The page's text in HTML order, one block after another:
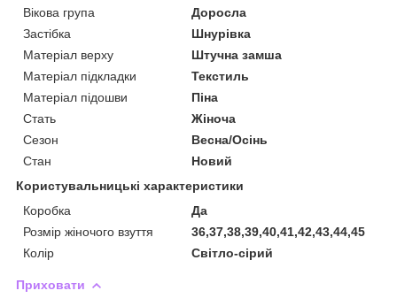
Вікова група
Доросла
Застібка
Шнурівка
Матеріал верху
Штучна замша
Матеріал підкладки
Текстиль
Матеріал підошви
Піна
Стать
Жіноча
Сезон
Весна/Осінь
Стан
Новий
Користувальницькі характеристики
Коробка
Да
Розмір жіночого взуття
36,37,38,39,40,41,42,43,44,45
Колір
Світло-сірий
Приховати